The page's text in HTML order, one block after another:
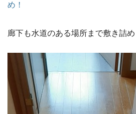
め！
廊下も水道のある場所まで敷き詰め